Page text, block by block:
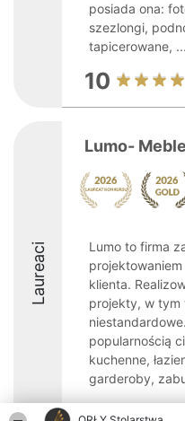
posiada ona:
szezlongi,
tapicerowane, ...
10
Laureaci
Lumo-
Lumo to firma
klienta.
projekty, w tym
popularnością
kuchenne,
garderoby,
8.9